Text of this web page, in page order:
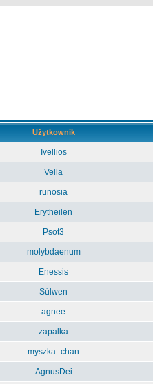
Użytkownik
Ivellios
Vella
runosia
Erytheilen
Psot3
molybdaenum
Enessis
Súlwen
agnee
zapalka
myszka_chan
AgnusDei